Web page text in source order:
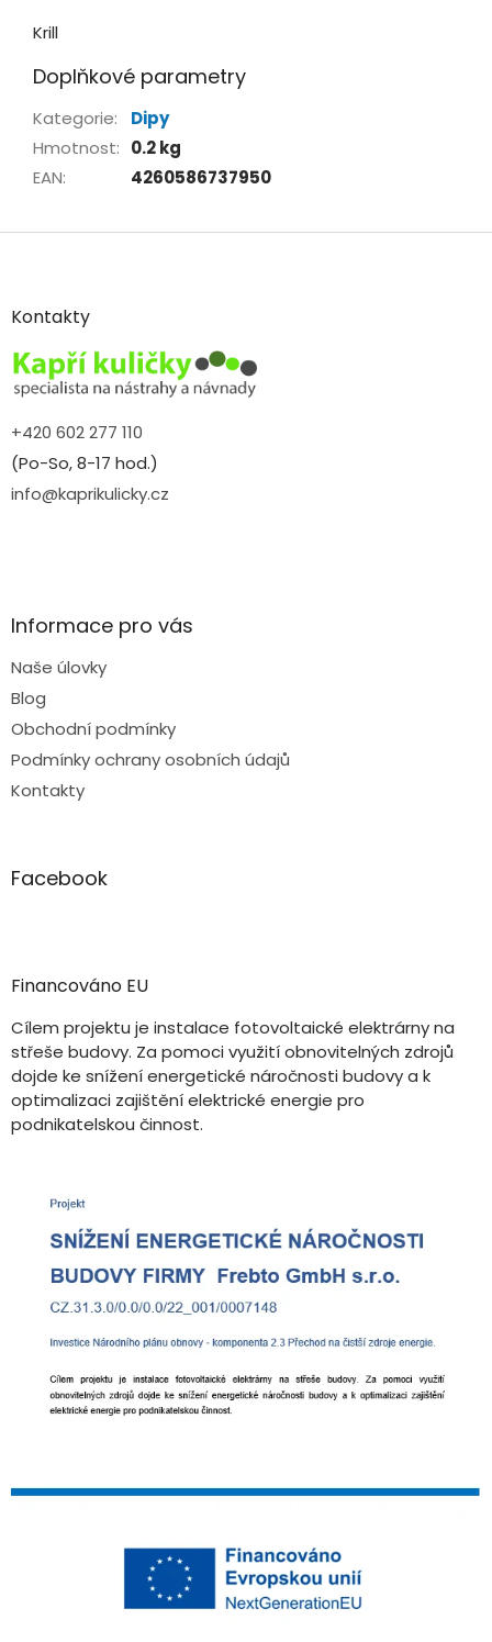
Krill
Doplňkové parametry
Kategorie:
Dipy
Hmotnost: 0.2 kg
EAN: 4260586737950
Z
aKontakty
+420 602 277 110
(Po-So, 8-17 hod.)
info@kaprikulicky.cz
Informace pro vás
Naše úlovky
Blog
Obchodní podmínky
Podmínky ochrany osobních údajů
Kontakty
Facebook
Financováno EU
Cílem projektu je instalace fotovoltaické elektrárny na
střeše budovy. Za pomoci využití obnovitelných zdrojů
dojde ke snížení energetické náročnosti budovy a k
optimalizaci zajištění elektrické energie pro
podnikatelskou činnost.